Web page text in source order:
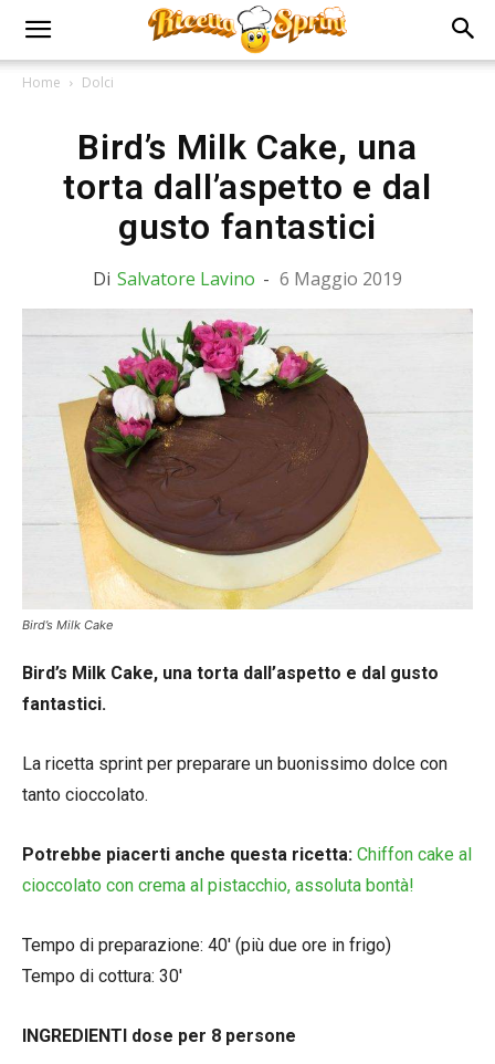
Home Dolci
Bird’s Milk Cake, una
torta dall’aspetto e dal
gusto fantastici
Di Salvatore Lavino - 6 Maggio 2019
Bird’s Milk Cake
Bird’s Milk Cake, una torta dall’aspetto e dal gusto
fantastici.
La ricetta sprint per preparare un buonissimo dolce con
tanto cioccolato.
Potrebbe piacerti anche questa ricetta: Chiffon cake al
cioccolato con crema al pistacchio, assoluta bontà!
Tempo di preparazione: 40′ (più due ore in frigo)
Tempo di cottura: 30′
INGREDIENTI dose per 8 persone